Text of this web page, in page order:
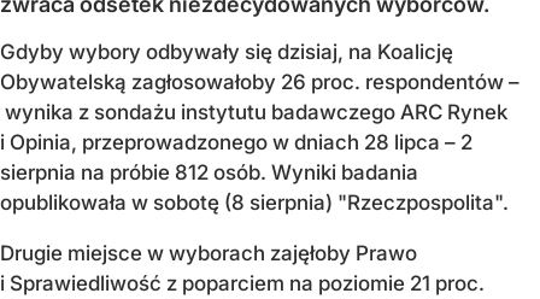
Gdyby wybory odbywały się dzisiaj, na Koalicję
Obywatelską zagłosowałoby 26 proc. respondentów –
wynika z sondażu instytutu badawczego ARC Rynek
i Opinia, przeprowadzonego w dniach 28 lipca – 2
sierpnia na próbie 812 osób. Wyniki badania
opublikowała w sobotę (8 sierpnia) "Rzeczpospolita".
Drugie miejsce w wyborach zajęłoby Prawo
i Sprawiedliwość z poparciem na poziomie 21 proc.